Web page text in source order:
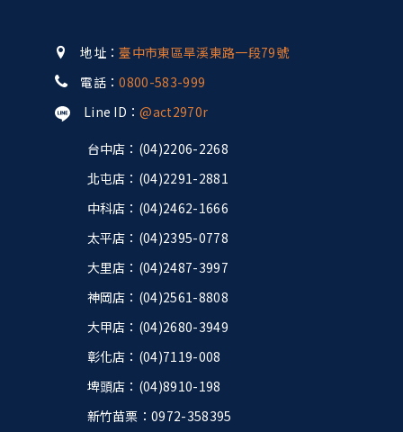
地址：臺中市東區旱溪東路一段79號
電話：0800-583-999
Line ID：@act2970r
台中店：(04)2206-2268
北屯店：(04)2291-2881
中科店：(04)2462-1666
太平店：(04)2395-0778
大里店：(04)2487-3997
神岡店：(04)2561-8808
大甲店：(04)2680-3949
彰化店：(04)7119-008
埤頭店：(04)8910-198
新竹苗栗：0972-358395